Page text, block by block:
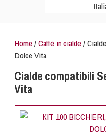
Home/Caffè in cialde/
Dolce Vita
Cialde compatibili
Vita